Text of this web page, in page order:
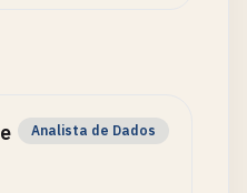
Analista de Dados